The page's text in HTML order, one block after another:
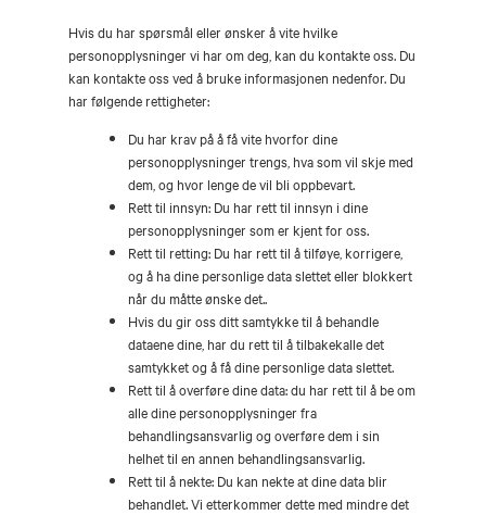
Hvis du har spørsmål eller ønsker å vite hvilke
personopplysninger vi har om deg, kan du kontakte oss. Du
kan kontakte oss ved å bruke informasjonen nedenfor. Du
har følgende rettigheter:
Du har krav på å få vite hvorfor dine
personopplysninger trengs, hva som vil skje med
dem, og hvor lenge de vil bli oppbevart.
Rett til innsyn: Du har rett til innsyn i dine
personopplysninger som er kjent for oss.
Rett til retting: Du har rett til å tilføye, korrigere,
og å ha dine personlige data slettet eller blokkert
når du måtte ønske det..
Hvis du gir oss ditt samtykke til å behandle
dataene dine, har du rett til å tilbakekalle det
samtykket og å få dine personlige data slettet.
Rett til å overføre dine data: du har rett til å be om
alle dine personopplysninger fra
behandlingsansvarlig og overføre dem i sin
helhet til en annen behandlingsansvarlig.
Rett til å nekte: Du kan nekte at dine data blir
behandlet. Vi etterkommer dette med mindre det